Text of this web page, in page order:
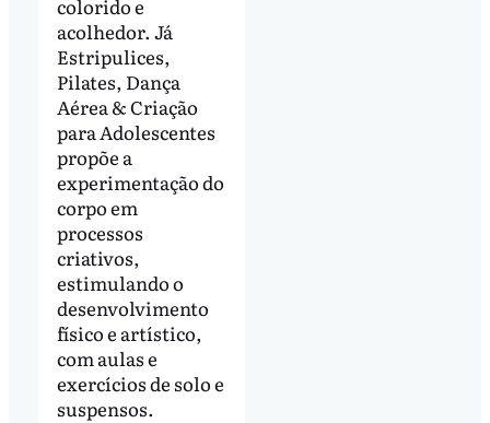
colorido e
acolhedor. Já
Estripulices,
Pilates, Dança
Aérea & Criação
para Adolescentes
propõe a
experimentação do
corpo em
processos
criativos,
estimulando o
desenvolvimento
físico e artístico,
com aulas e
exercícios de solo e
suspensos.